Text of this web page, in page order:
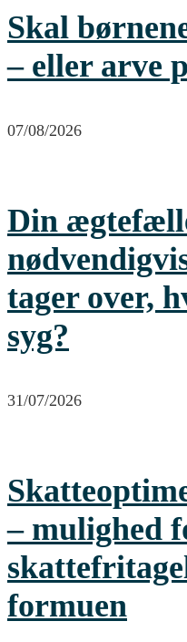
Skal
– eller arve
07/08/2026
Din
tager over,
syg?
31/07/2026
– mulighed
formuen